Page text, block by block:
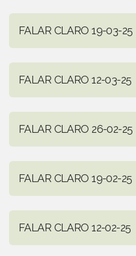
FALAR CLARO 19-03-25
FALAR CLARO 12-03-25
FALAR CLARO 26-02-25
FALAR CLARO 19-02-25
FALAR CLARO 12-02-25